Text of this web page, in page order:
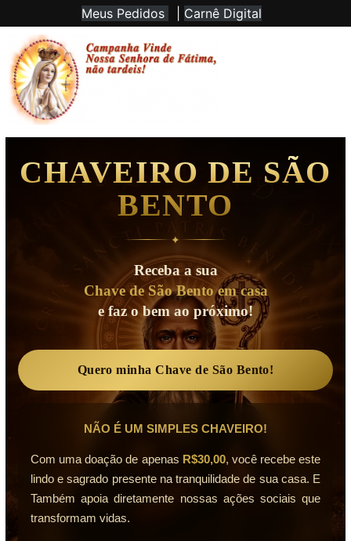
Meus Pedidos Carnê Digital
CHAVEIRO DE SÃO
BENTO
✦
Receba a sua
Chave de São Bento em casa
e faz o bem ao próximo!
Quero minha Chave de São Bento!
NÃO É UM SIMPLES CHAVEIRO!
Com uma doação de apenas R$30,00, você recebe este
lindo e sagrado presente na tranquilidade de sua casa. E
Também apoia diretamente nossas ações sociais que
transformam vidas.